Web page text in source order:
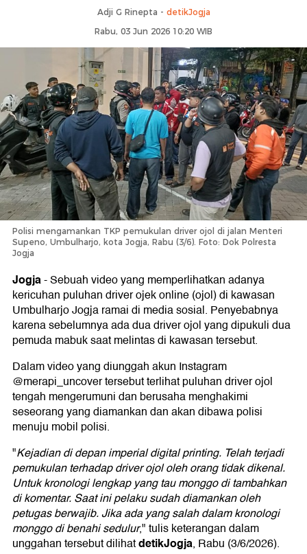
Adji G Rinepta - detikJogja
Rabu, 03 Jun 2026 10:20 WIB
Polisi mengamankan TKP pemukulan driver ojol di jalan Menteri
Supeno, Umbulharjo, kota Jogja, Rabu (3/6). Foto: Dok Polresta
Jogja
Jogja-Sebuah video yang memperlihatkan adanya
kericuhan puluhan driver ojek online (ojol) di kawasan
Umbulharjo Jogja ramai di media sosial. Penyebabnya
karena sebelumnya ada dua driver ojol yang dipukuli dua
pemuda mabuk saat melintas di kawasan tersebut.
Dalam video yang diunggah akun Instagram
@merapi_uncover tersebut terlihat puluhan driver ojol
tengah mengerumuni dan berusaha menghakimi
seseorang yang diamankan dan akan dibawa polisi
menuju mobil polisi.
"Kejadian di depan imperial digital printing. Telah terjadi
pemukulan terhadap driver ojol oleh orang tidak dikenal.
Untuk kronologi lengkap yang tau monggo di tambahkan
di komentar. Saat ini pelaku sudah diamankan oleh
petugas berwajib. Jika ada yang salah dalam kronologi
monggo di benahi sedulur," tulis keterangan dalam
unggahan tersebut dilihatdetikJogja, Rabu (3/6/2026).